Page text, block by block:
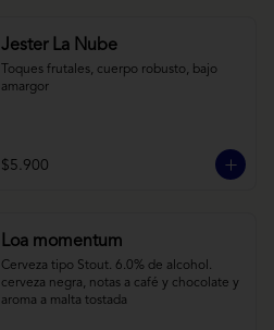
Jester La Nube
Toques frutales, cuerpo robusto, bajo
amargor
$5.900
Loa momentum
Cerveza tipo Stout. 6.0% de alcohol.
cerveza negra, notas a café y chocolate y
aroma a malta tostada